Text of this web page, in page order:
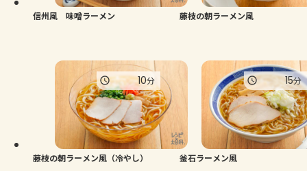
信州風 味噌ラーメン 藤枝の朝ラーメン風
藤枝の朝ラーメン風（冷やし）
10分
釜石ラーメン風
15分